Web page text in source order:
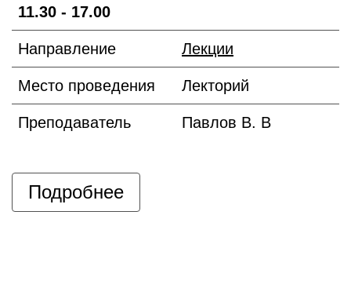
11.30 - 17.00
Направление Лекции
Место проведения Лекторий
Преподаватель Павлов В. В
Подробнее